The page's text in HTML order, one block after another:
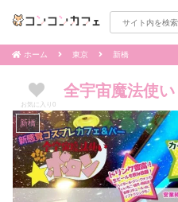
ホーム 東京 新橋
お気に入り 0
全宇宙魔法使
新橋